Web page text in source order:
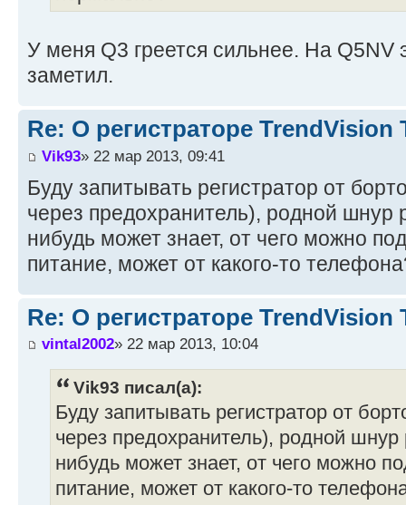
У меня Q3 греется сильнее. На Q5NV
заметил.
Re: О регистраторе TrendVision
Vik93» 22 мар 2013, 09:41
Буду запитывать регистратор от
через предохранитель), родной шнур
нибудь может знает, от чего можно
питание, может от какого-то
Re: О регистраторе TrendVision
vintal2002» 22 мар 2013, 10:04
Vik93 писал(а):
Буду запитывать регистратор от
через предохранитель), родной шнур
нибудь может знает, от чего можно
питание, может от какого-то